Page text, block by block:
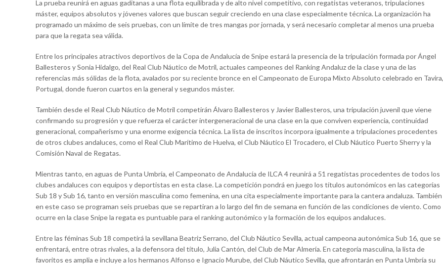
La prueba reunirá en aguas gaditanas a una flota equilibrada y de alto nivel competitivo, con regatistas veteranos, tripulaciones
máster, equipos absolutos y jóvenes valores que buscan seguir creciendo en una clase especialmente técnica. La organización ha
programado un máximo de seis pruebas, con un límite de tres mangas por jornada, y será necesario completar al menos una prueba
para que la regata sea válida.
Entre los principales atractivos deportivos de la Copa de Andalucía de Snipe estará la presencia de la tripulación formada por Ángel
Ballesteros y Sonia Hidalgo, del Real Club Náutico de Motril, actuales campeones del Ranking Andaluz de la clase y una de las
referencias más sólidas de la flota, avalados por su reciente bronce en el Campeonato de Europa Mixto Absoluto celebrado en Tavira,
Portugal, donde fueron cuartos en la general y segundos máster.
También desde el Real Club Náutico de Motril competirán Álvaro Ballesteros y Javier Ballesteros, una tripulación juvenil que viene
confirmando su progresión y que refuerza el carácter intergeneracional de una clase en la que conviven experiencia, continuidad
generacional, compañerismo y una enorme exigencia técnica. La lista de inscritos incorpora igualmente a tripulaciones procedentes
de otros clubes andaluces, como el Real Club Marítimo de Huelva, el Club Náutico El Trocadero, el Club Náutico Puerto Sherry y la
Comisión Naval de Regatas.
Mientras tanto, en aguas de Punta Umbría, el Campeonato de Andalucía de ILCA 4 reunirá a 51 regatistas procedentes de todos los
clubes andaluces con equipos y deportistas en esta clase. La competición pondrá en juego los títulos autonómicos en las categorías
Sub 18 y Sub 16, tanto en versión masculina como femenina, en una cita especialmente importante para la cantera andaluza. También
en este caso se programan seis pruebas que se repartiran a lo largo del fin de semana en función de las condiciones de viento. Como
ocurre en la clase Snipe la regata es puntuable para el ranking autonómico y la formación de los equipos andaluces.
Entre las féminas Sub 18 competirá la sevillana Beatriz Serrano, del Club Náutico Sevilla, actual campeona autonómica Sub 16, que se
enfrentará, entre otras rivales, a la defensora del título, Julia Cantón, del Club de Mar Almería. En categoría masculina, la lista de
favoritos es amplia e incluye a los hermanos Alfonso e Ignacio Murube, del Club Náutico Sevilla, que afrontarán en Punta Umbría su